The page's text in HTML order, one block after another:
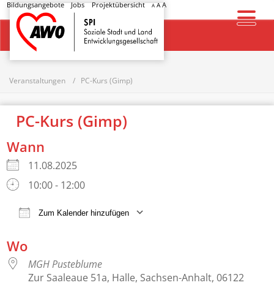
Bildungsangebote Jobs Projektübersicht A AA
Startseite
Veranstaltungen PC-Kurs (Gimp)
PC-Kurs (Gimp)
Wann
11.08.2025
10:00 - 12:00
Zum Kalender hinzufügen
Wo
MGH Pusteblume
Zur Saaleaue 51a, Halle, Sachsen-Anhalt, 06122